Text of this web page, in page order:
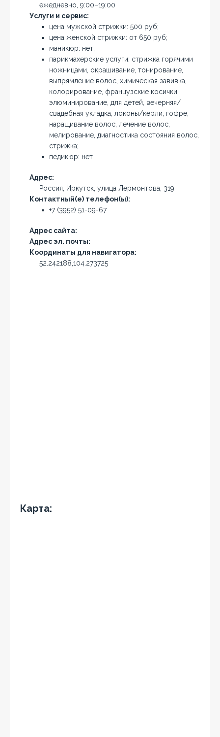
ежедневно, 9:00–19:00
Услуги и сервис:
цена мужской стрижки: 500 руб;
цена женской стрижки: от 650 руб;
маникюр: нет;
парикмахерские услуги: стрижка горячими
ножницами, окрашивание, тонирование,
выпрямление волос, химическая завивка,
колорирование, французские косички,
элюминирование, для детей, вечерняя/
свадебная укладка, локоны/керли, гофре,
наращивание волос, лечение волос,
мелирование, диагностика состояния волос,
стрижка;
педикюр: нет
Адрес:
Россия, Иркутск, улица Лермонтова, 319
Контактный(е) телефон(ы):
+7 (3952) 51-09-67
Адрес сайта:
Адрес эл. почты:
Координаты для навигатора:
52.242188,104.273725
Карта: